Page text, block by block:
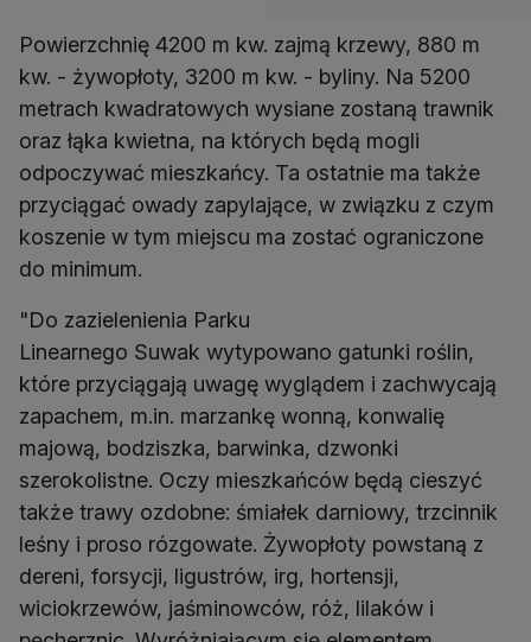
Powierzchnię 4200 m kw. zajmą krzewy, 880 m
kw. - żywopłoty, 3200 m kw. - byliny. Na 5200
metrach kwadratowych wysiane zostaną trawnik
oraz łąka kwietna, na których będą mogli
odpoczywać mieszkańcy. Ta ostatnie ma także
przyciągać owady zapylające, w związku z czym
koszenie w tym miejscu ma zostać ograniczone
do minimum.
"Do zazielenienia Parku
Linearnego Suwak wytypowano gatunki roślin,
które przyciągają uwagę wyglądem i zachwycają
zapachem, m.in. marzankę wonną, konwalię
majową, bodziszka, barwinka, dzwonki
szerokolistne. Oczy mieszkańców będą cieszyć
także trawy ozdobne: śmiałek darniowy, trzcinnik
leśny i proso rózgowate. Żywopłoty powstaną z
dereni, forsycji, ligustrów, irg, hortensji,
wiciokrzewów, jaśminowców, róż, lilaków i